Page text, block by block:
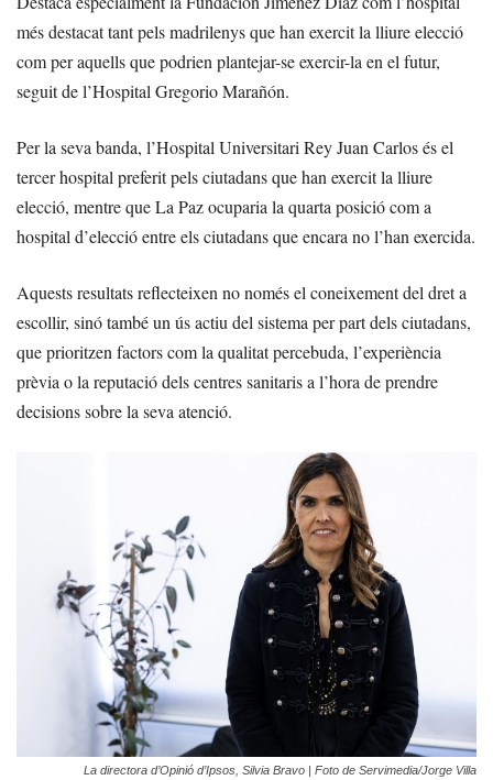
més destacat tant pels madrilenys que han exercit la lliure elecció
com per aquells que podrien plantejar-se exercir-la en el futur,
seguit de l’Hospital Gregorio Marañón.
Per la seva banda, l’Hospital Universitari Rey Juan Carlos és el
tercer hospital preferit pels ciutadans que han exercit la lliure
elecció, mentre que La Paz ocuparia la quarta posició com a
hospital d’elecció entre els ciutadans que encara no l’han exercida.
Aquests resultats reflecteixen no només el coneixement del dret a
escollir, sinó també un ús actiu del sistema per part dels ciutadans,
que prioritzen factors com la qualitat percebuda, l’experiència
prèvia o la reputació dels centres sanitaris a l’hora de prendre
decisions sobre la seva atenció.
La directora d’Opinió d’Ipsos, Silvia Bravo | Foto de Servimedia/Jorge Villa